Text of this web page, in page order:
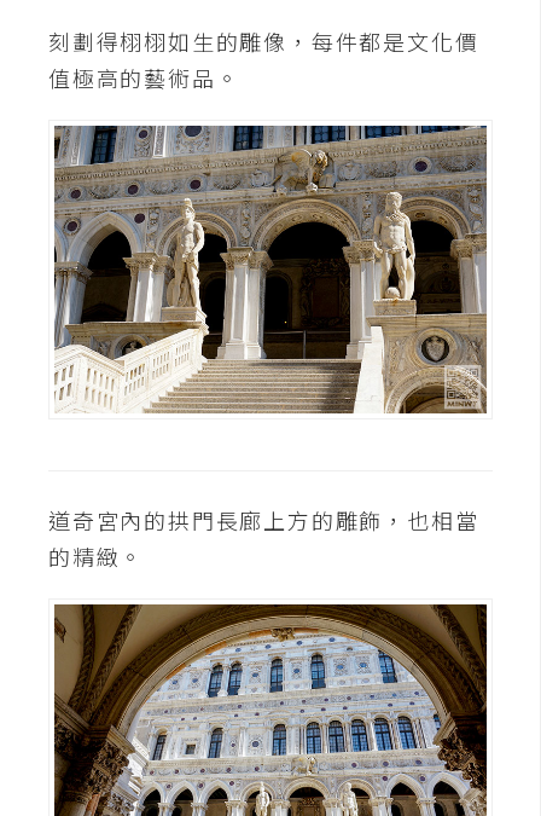
W
o
C
o
m
m
e
r
c
e
金
流
架
主
機
與
網
域
刻劃得栩栩如生的雕像，每件都是文化價
值極高的藝術品。
道奇宮內的拱門長廊上方的雕飾，也相當
的精緻。